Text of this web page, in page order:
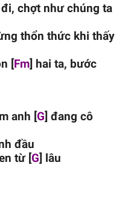
chợt như chúng ta
thổn thức khi thấy
[Fm] hai ta, bước
anh [G] đang cô
đầu
từ [G] lâu